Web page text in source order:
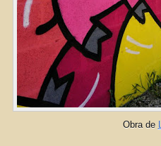
Obra de